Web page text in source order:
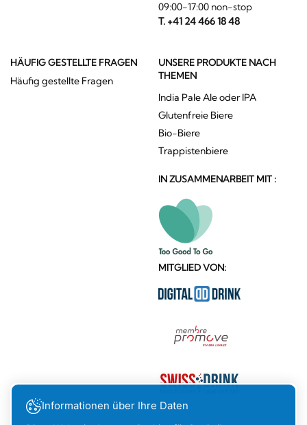
09:00-17:00 non-stop
T. +41 24 466 18 48
HÄUFIG GESTELLTE FRAGEN
Häufig gestellte Fragen
UNSERE PRODUKTE NACH
THEMEN
India Pale Ale oder IPA
Glutenfreie Biere
Bio-Biere
Trappistenbiere
IN ZUSAMMENARBEIT MIT :
MITGLIED VON:
Informationen über Ihre Daten